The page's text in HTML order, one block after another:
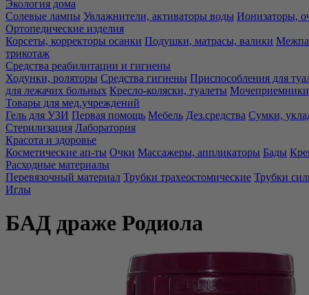
Экология дома
Солевые лампы Увлажнители, активаторы воды Ионизаторы,
Ортопедические изделия
Корсеты, корректоры осанки Подушки, матрасы, валики
трикотаж
Средства реабилитации и гигиены
Ходунки, роляторы Средства гигиены Приспособления для
для лежачих больных Кресло-коляски, туалеты
Товары для мед.учреждений
Гель для УЗИ Первая помощь Мебель Дез.средства Сумки,
Стерилизация Лаборатория
Красота и здоровье
Косметические ап-ты Очки Массажеры, аппликаторы Бады
Расходные материалы
Перевязочный материал Трубки трахеостомические Трубки
Иглы
БАД драже Родиола